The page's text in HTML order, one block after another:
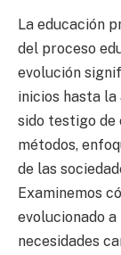
La educación
del proceso
evolución
inicios hasta
sido testigo de
métodos,
de las
Examinemos
evolucionado
necesidades